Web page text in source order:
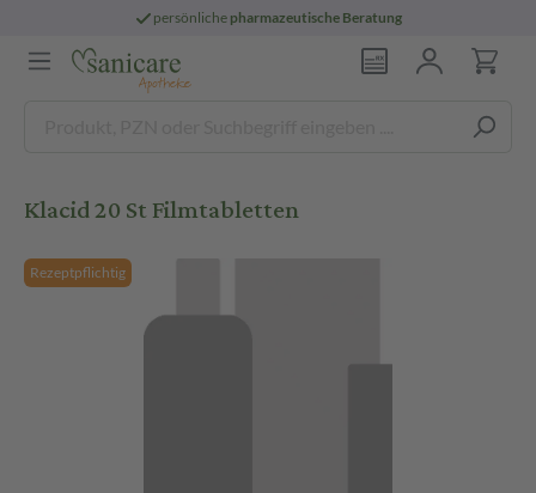
persönlichepharmazeutische Beratung
Klacid 20 St Filmtabletten
Rezeptpflichtig